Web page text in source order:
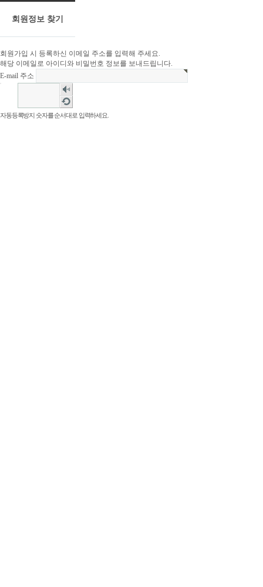
회원정보 찾기
회원가입 시 등록하신 이메일 주소를 입력해 주세요.
해당 이메일로 아이디와 비밀번호 정보를 보내드립니다.
E-mail 주소
숫
자
음
성
새
로
고
자동등록방지 숫자를 순서대로 입력하세요.